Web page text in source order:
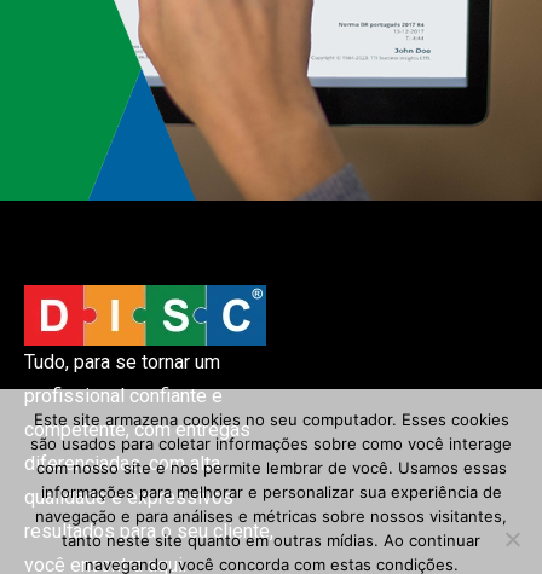
Tudo, para se tornar um
profissional confiante e
competente, com entregas
diferenciadas, com alta
qualidade e expressivos
resultados para o seu cliente,
você encontra aqui.
Este site armazena cookies no seu computador. Esses cookies
são usados ​​para coletar informações sobre como você interage
com nosso site e nos permite lembrar de você. Usamos essas
informações para melhorar e personalizar sua experiência de
navegação e para análises e métricas sobre nossos visitantes,
tanto neste site quanto em outras mídias. Ao continuar
navegando, você concorda com estas condições.